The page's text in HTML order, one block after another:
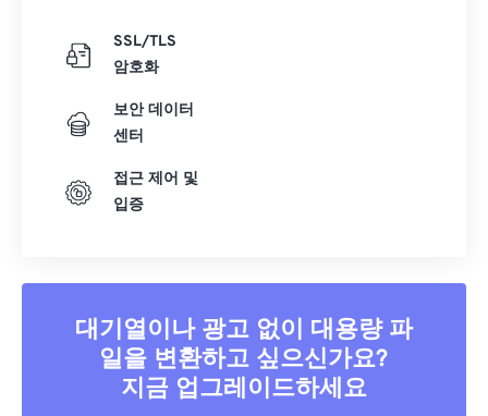
SSL/TLS
암호화
보안 데이터
센터
접근 제어 및
입증
대기열이나 광고 없이 대용량 파
일을 변환하고 싶으신가요?
지금 업그레이드하세요